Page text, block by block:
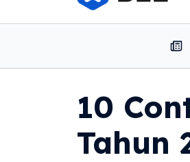
10
Tahun